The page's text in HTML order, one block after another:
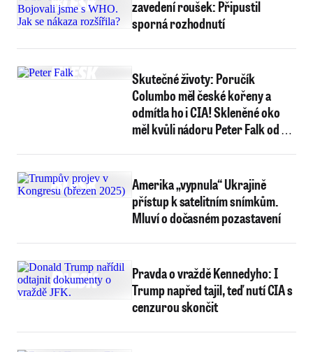
zavedení roušek: Připustil
sporná rozhodnutí
Skutečné životy: Poručík
Columbo měl české kořeny a
odmítla ho i CIA! Skleněné oko
měl kvůli nádoru Peter Falk od tří
Amerika „vypnula“ Ukrajině
přístup k satelitním snímkům.
Mluví o dočasném pozastavení
Pravda o vraždě Kennedyho: I
Trump napřed tajil, teď nutí CIA s
cenzurou skončit